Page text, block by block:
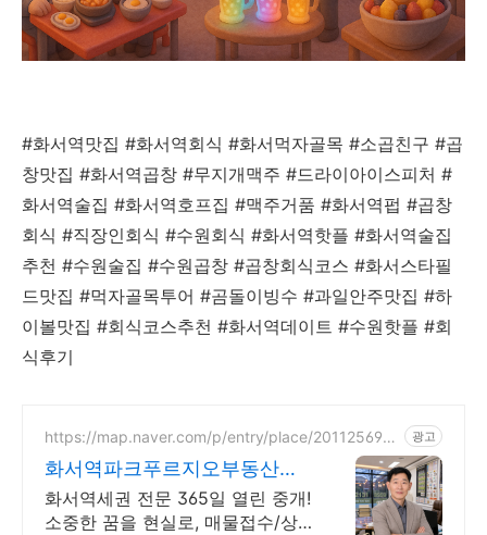
#화서역맛집 #화서역회식 #화서먹자골목 #소곱친구 #곱
창맛집 #화서역곱창 #무지개맥주 #드라이아이스피처 #
화서역술집 #화서역호프집 #맥주거품 #화서역펍 #곱창
회식 #직장인회식 #수원회식 #화서역핫플 #화서역술집
추천 #수원술집 #수원곱창 #곱창회식코스 #화서스타필
드맛집 #먹자골목투어 #곰돌이빙수 #과일안주맛집 #하
이볼맛집 #회식코스추천 #화서역데이트 #수원핫플 #회
식후기
https://map.naver.com/p/entry/place/201125698
광고
화서역파크푸르지오부동산
O31 258 8949
화서역세권 전문 365일 열린 중개!
소중한 꿈을 현실로, 매물접수/상